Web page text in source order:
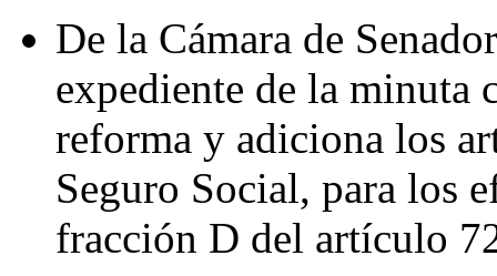
De la Cámara de
expediente de la minuta
reforma y adiciona los
Seguro Social, para los
fracción D del artículo